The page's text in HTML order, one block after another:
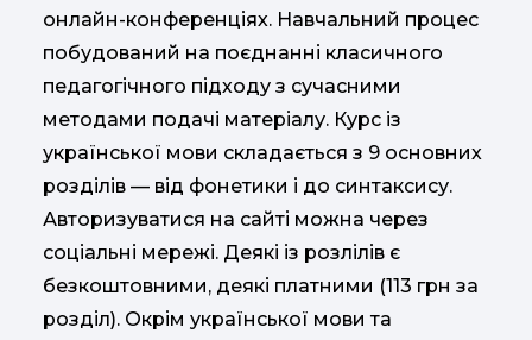
онлайн-конференціях. Навчальний процес
побудований на поєднанні класичного
педагогічного підходу з сучасними
методами подачі матеріалу. Курс із
української мови складається з 9 основних
розділів — від фонетики і до синтаксису.
Авторизуватися на сайті можна через
соціальні мережі. Деякі із розлілів є
безкоштовними, деякі платними (113 грн за
розділ). Окрім української мови та